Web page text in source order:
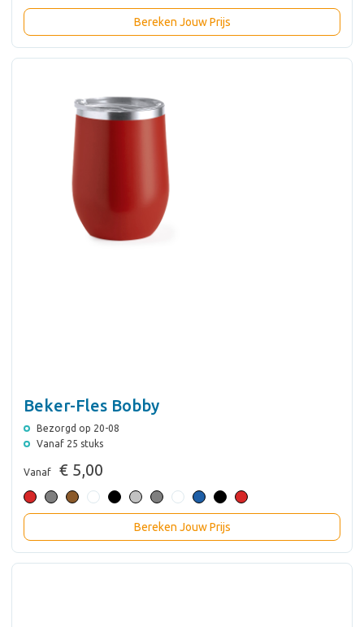
Bereken Jouw Prijs
Beker-Fles Bobby
Bezorgd op 20-08
Vanaf 25 stuks
Vanaf € 5,00
Bereken Jouw Prijs